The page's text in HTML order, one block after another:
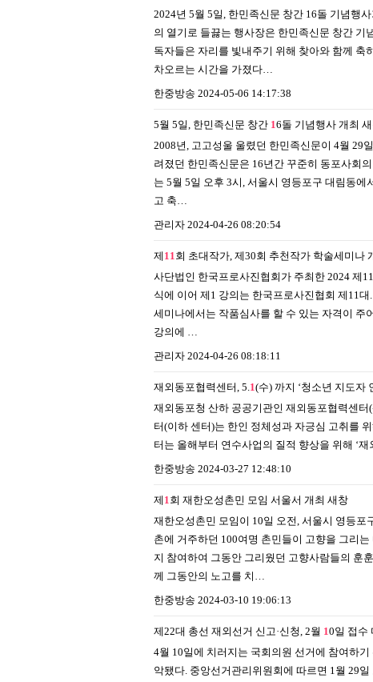
2024년 5월 5일, 한민족신문 창간 16돌 기념행
의 열기로 들끓는 행사장은 한민족신문 창간
독자들은 자리를 빛내주기 위해 찾아와 함께 축
차오르는 시간을 가졌다…
한중방송 2024-05-06 14:17:38
5월 5일, 한민족신문 창간 16돌 기념행사 개최
2008년, 고고성울 울렸던 한민족신문이 4월 29
려졌던 한민족신문은 16년간 꾸준히 동포사회
는 5월 5일 오후 3시, 서울시 영등포구 대림동
고 축…
관리자 2024-04-26 08:20:54
제 11회 초대작가, 제30회 추천작가 학술세미나
사단법인 한국프로사진협회가 주최한 2024 제
식에 이어 제1 강의는 한국프로사진협회 제11
세미나에서는 작품심사를 할 수 있는 자격이 주
강의에 …
관리자 2024-04-26 08:18:11
재외동포협력센터, 5.1(수) 까지 ‘청소년 지도자
재외동포청 산하 공공기관인 재외동포협력센
터(이하 센터)는 한인 정체성과 자긍심 고취를
터는 올해부터 연수사업의 질적 향상을 위해 ‘
한중방송 2024-03-27 12:48:10
제 1회 재한오성촌민 모임 서울서 개최 새창
재한오성촌민 모임이 10일 오전, 서울시 영등
촌에 거주하던 100여명 촌민들이 고향을 그리
지 참여하여 그동안 그리웠던 고향사람들의 훈
께 그동안의 노고를 치…
한중방송 2024-03-10 19:06:13
제22대 총선 재외선거 신고·신청, 2월 10일 접수
4월 10일에 치러지는 국회의원 선거에 참여하
악됐다. 중앙선거관리위원회에 따르면 1월 29